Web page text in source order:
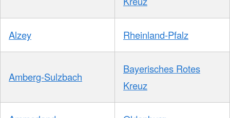
Alzey Rheinland-Pfalz
Amberg-Sulzbach
Bayerisches Rotes
Kreuz